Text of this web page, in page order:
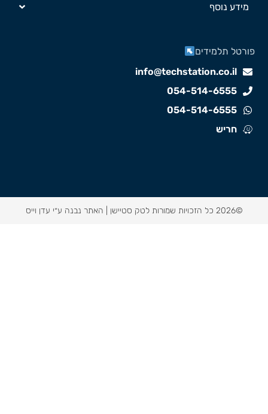
מידע נוסף
info@techstation.co.il
054-514-6555
054-514-6555
חריש
תלמידים
האתר נבנה ע״י עדן וייס